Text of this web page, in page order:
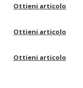
Ottieni articolo
Ottieni articolo
Ottieni articolo